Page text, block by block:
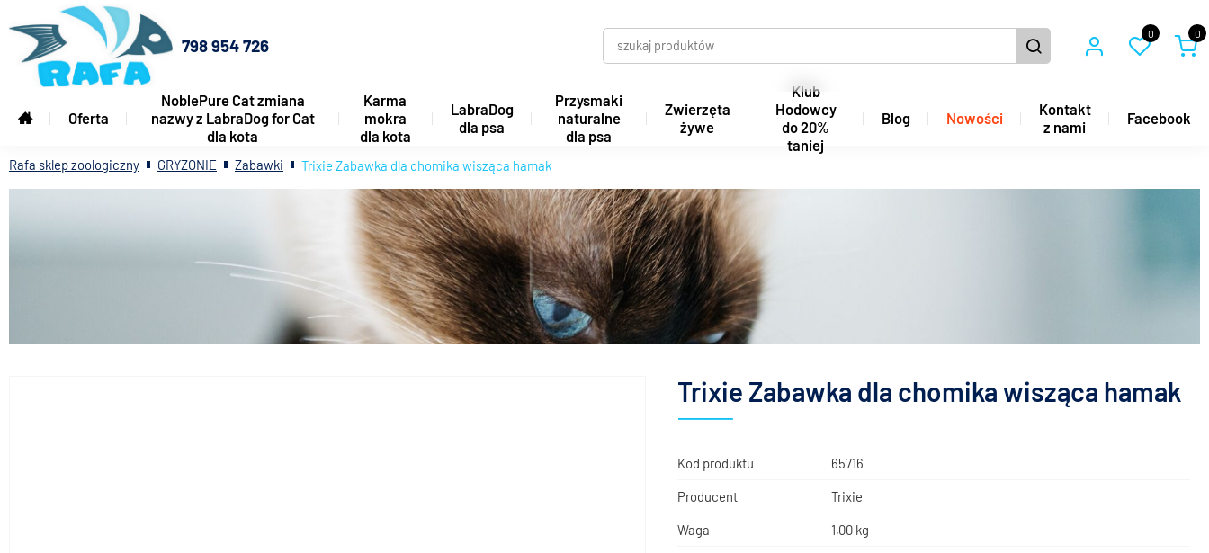
798 954 726
0 0
Oferta
NoblePure Cat zmiana
nazwy z LabraDog for Cat
dla kota
Karma
mokra
dla kota
LabraDog
dla psa
Przysmaki
naturalne
dla psa
Zwierzęta
żywe
Klub
Hodowcy
do 20%
taniej
Blog Nowości
Kontakt
z nami
Facebook
Rafa sklep zoologiczny GRYZONIE Zabawki Trixie Zabawka dla chomika wisząca hamak
Trixie Zabawka dla chomika wisząca hamak
Kod produktu 65716
Producent Trixie
Waga 1,00 kg